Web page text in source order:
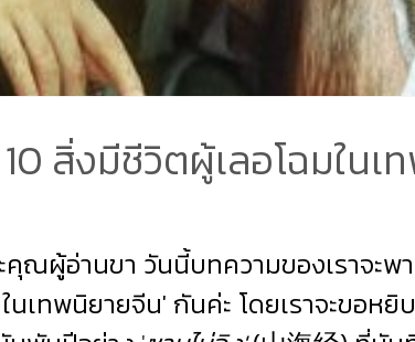
10 สิ่งมีชีวิตผู้เลอโฉมในเ
คุณผู้อ่านขา วันนี้บทความของเราจะพ
นเทพนิยายจีน' กันค่ะ โดยเราจะขอห